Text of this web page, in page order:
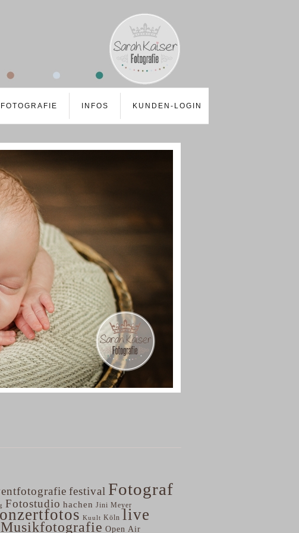
INFOS KUNDEN-LOGIN
festival Fotograf
Fotostudio hachen Jini Meyer
Kuult Köln live
Musikfotografie Open Air